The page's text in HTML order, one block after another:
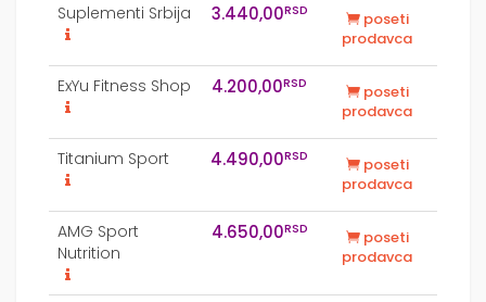
Suplementi Srbija
3.440,00RSD
poseti
prodavca
ExYu Fitness Shop 4.200,00RSD
poseti
prodavca
Titanium Sport 4.490,00RSD
poseti
prodavca
AMG Sport
Nutrition
4.650,00RSD
poseti
prodavca